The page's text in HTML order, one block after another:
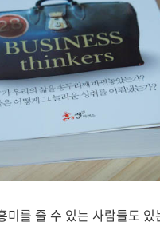
를 줄 수 있는 사람들도